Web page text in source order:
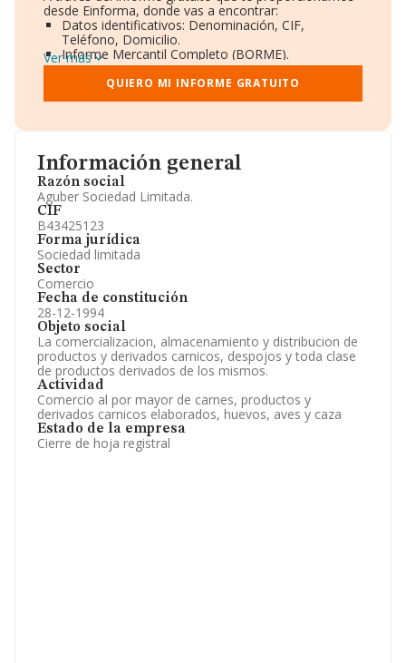
Información general
Razón social
Aguber Sociedad Limitada.
CIF
B43425123
Forma jurídica
Sociedad limitada
Sector
Comercio
Fecha de constitución
28-12-1994
Objeto social
La comercializacion, almacenamiento y distribucion de
productos y derivados carnicos, despojos y toda clase
de productos derivados de los mismos.
Actividad
Comercio al por mayor de carnes, productos y
derivados carnicos elaborados, huevos, aves y caza
Estado de la empresa
Cierre de hoja registral
desde Einforma, donde vas a encontrar:
Datos identificativos: Denominación, CIF,
Teléfono, Domicilio.
Informe Mercantil Completo (BORME).
Gráficos de Evolución Ventas y Empleados.
Consejo de Administración y Administradores.
Directivos y Ejecutivos.
Información oficial y registral complementaria.
Ver más
QUIERO MI INFORME GRATUITO